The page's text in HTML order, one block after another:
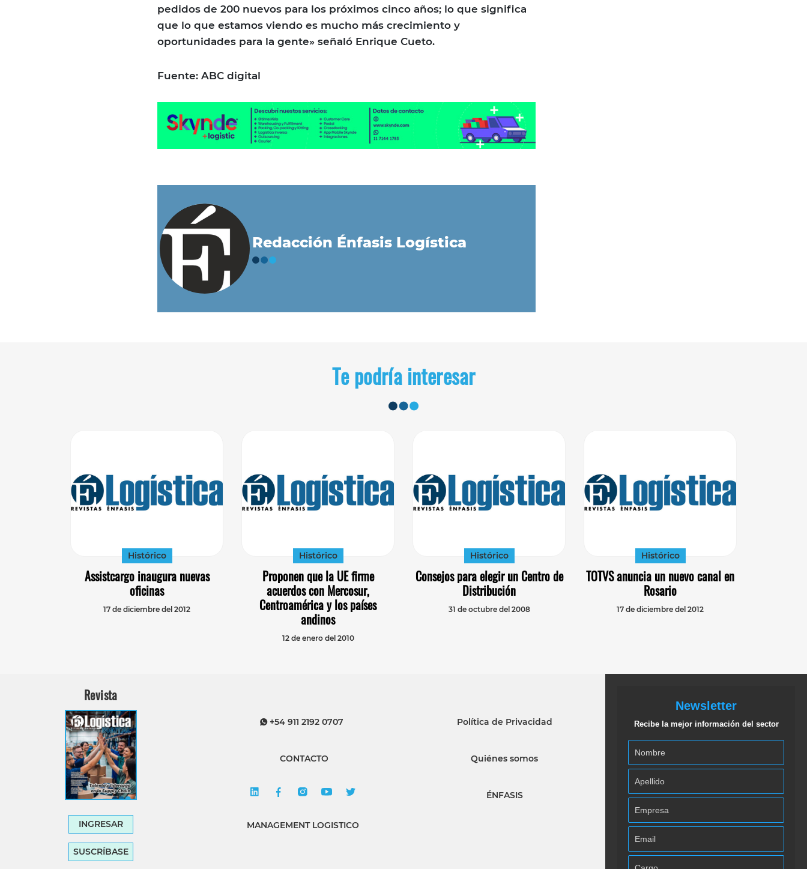
pedidos de 200 nuevos para los próximos cinco años; lo que significa
que lo que estamos viendo es mucho más crecimiento y
oportunidades para la gente» señaló Enrique Cueto.
Fuente: ABC digital
Redacción Énfasis Logística
Te podría interesar
Histórico
Assistcargo inaugura nuevas
oficinas
17 de diciembre del 2012
Histórico
Proponen que la UE firme
acuerdos con Mercosur,
Centroamérica y los países
andinos
12 de enero del 2010
Histórico
Consejos para elegir un Centro de
Distribución
31 de octubre del 2008
Histórico
TOTVS anuncia un nuevo canal en
Rosario
17 de diciembre del 2012
Revista
INGRESAR
SUSCRÍBASE
+54 911 2192 0707
CONTACTO
MANAGEMENT LOGISTICO
Política de Privacidad
Quiénes somos
ÉNFASIS
Newsletter
Recibe la mejor información del sector